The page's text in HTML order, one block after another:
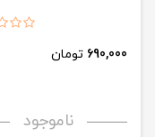
690,000 تومان
ناموجود